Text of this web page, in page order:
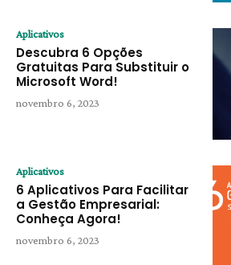
Aplicativos
Descubra 6 Opções
Gratuitas Para Substituir o
Microsoft Word!
novembro 6, 2023
Aplicativos
6 Aplicativos Para Facilitar
a Gestão Empresarial:
Conheça Agora!
novembro 6, 2023